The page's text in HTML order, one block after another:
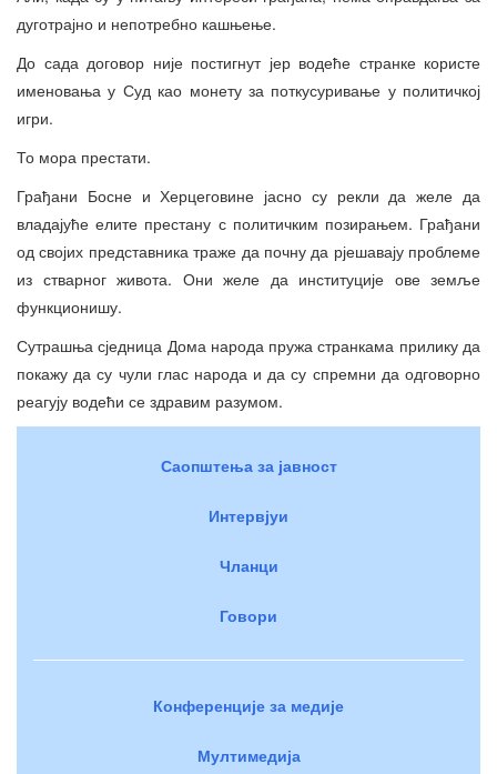
дуготрајно и непотребно кашњење.
До сада договор није постигнут јер водеће странке користе
именовања у Суд као монету за поткусуривање у политичкој
игри.
То мора престати.
Грађани Босне и Херцеговине јасно су рекли да желе да
владајуће елите престану с политичким позирањем. Грађани
од својих представника траже да почну да рјешавају проблеме
из стварног живота. Они желе да институције ове земље
функционишу.
Сутрашња сједница Дома народа пружа странкама прилику да
покажу да су чули глас народа и да су спремни да одговорно
реагују водећи се здравим разумом.
Саопштења за јавност
Интервјуи
Чланци
Говори
Конференције за медије
Мултимедија